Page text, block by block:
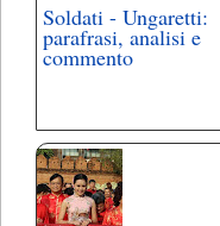
Soldati - Ungaretti:
parafrasi, analisi e
commento